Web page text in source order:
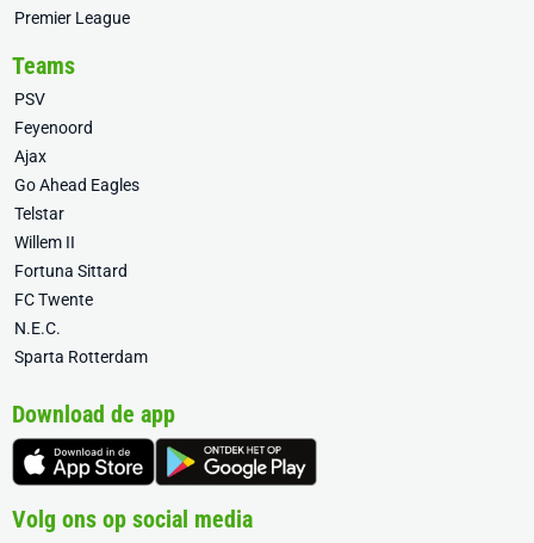
Premier League
Teams
PSV
Feyenoord
Ajax
Go Ahead Eagles
Telstar
Willem II
Fortuna Sittard
FC Twente
N.E.C.
Sparta Rotterdam
Download de app
Volg ons op social media